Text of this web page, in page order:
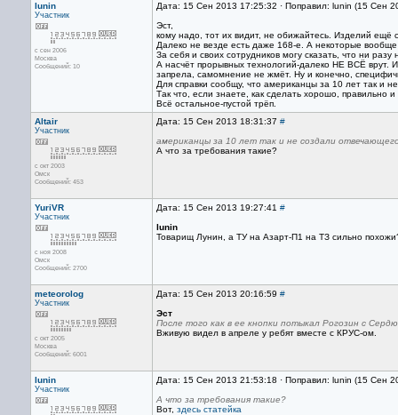
lunin
Участник
с сен 2006
Москва
Сообщений: 10
Дата: 15 Сен 2013 17:25:32 · Поправил: lunin (15 Сен
Эст,
кому надо, тот их видит, не обижайтесь. Изделий
Далеко не везде есть даже 168-е. А некоторые
За себя и своих сотрудников могу сказать, что ни
А насчёт прорывных технологий-далеко НЕ ВСЁ врут.
запрела, самомнение не жмёт. Ну и конечно,
Для справки сообщу, что американцы за 10 лет так и
Так что, если знаете, как сделать хорошо, правильно
Всё остальное-пустой трёп.
Altair
Участник
с окт 2003
Омск
Сообщений: 453
Дата: 15 Сен 2013 18:31:37 #
американцы за 10 лет так и не создали
А что за требования такие?
YuriVR
Участник
с ноя 2008
Омск
Сообщений: 2700
Дата: 15 Сен 2013 19:27:41 #
lunin
Товарищ Лунин, а ТУ на Азарт-П1 на ТЗ сильно
meteorolog
Участник
с окт 2005
Москва
Сообщений: 6001
Дата: 15 Сен 2013 20:16:59 #
Эст
После того как в ее кнопки потыкал Рогозин с
Вживую видел в апреле у ребят вместе с КРУС-ом.
lunin
Участник
Дата: 15 Сен 2013 21:53:18 · Поправил: lunin (15 Сен
А что за требования такие?
Вот, здесь статейка